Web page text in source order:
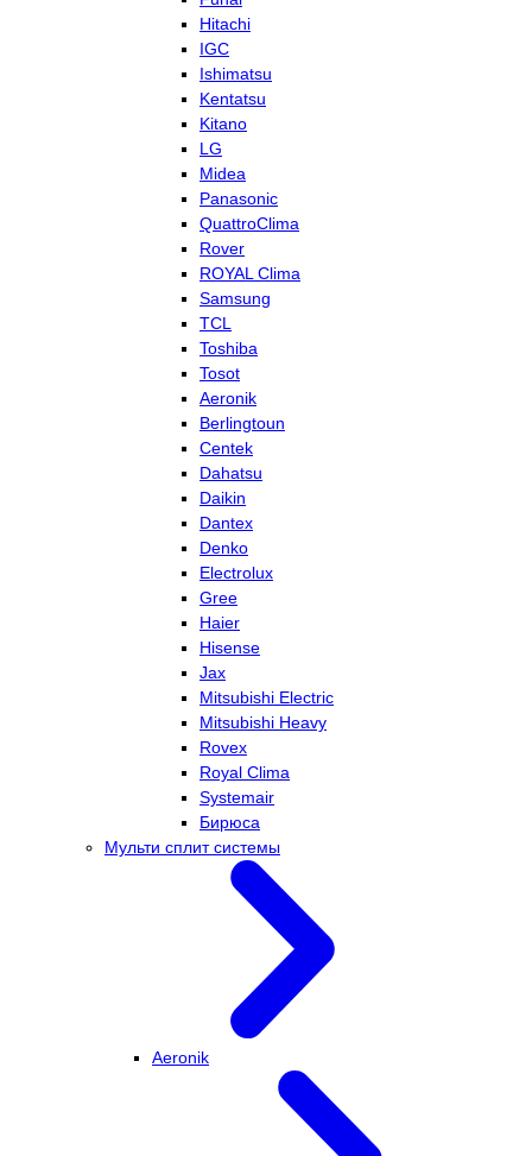
Hitachi
IGC
Ishimatsu
Kentatsu
Kitano
LG
Midea
Panasonic
QuattroClima
Rover
ROYAL Clima
Samsung
TCL
Toshiba
Tosot
Aeronik
Berlingtoun
Centek
Dahatsu
Daikin
Dantex
Denko
Electrolux
Gree
Haier
Hisense
Jax
Mitsubishi Electric
Mitsubishi Heavy
Rovex
Royal Clima
Systemair
Бирюса
Мульти сплит системы
Aeronik